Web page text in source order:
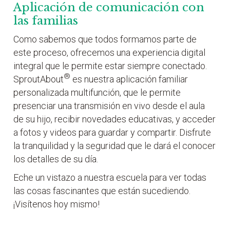
Aplicación de comunicación con
las familias
Como sabemos que todos formamos parte de
este proceso, ofrecemos una experiencia digital
integral que le permite estar siempre conectado.
SproutAbout® es nuestra aplicación familiar
personalizada multifunción, que le permite
presenciar una transmisión en vivo desde el aula
de su hijo, recibir novedades educativas, y acceder
a fotos y videos para guardar y compartir. Disfrute
la tranquilidad y la seguridad que le dará el conocer
los detalles de su día.
Eche un vistazo a nuestra escuela para ver todas
las cosas fascinantes que están sucediendo.
¡Visítenos hoy mismo!